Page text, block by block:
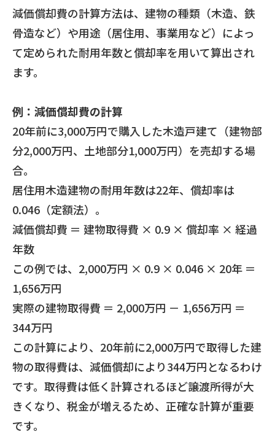
減価償却費の計算方法は、建物の種類（木造、鉄
骨造など）や用途（居住用、事業用など）によっ
て定められた耐用年数と償却率を用いて算出され
ます。
例：減価償却費の計算
20年前に3,000万円で購入した木造戸建て（建物部
分2,000万円、土地部分1,000万円）を売却する場
合。
居住用木造建物の耐用年数は22年、償却率は
0.046（定額法）。
減価償却費 ＝ 建物取得費 × 0.9 × 償却率 × 経過
年数
この例では、2,000万円 × 0.9 × 0.046 × 20年 ＝
1,656万円
実際の建物取得費 ＝ 2,000万円 － 1,656万円 ＝
344万円
この計算により、20年前に2,000万円で取得した建
物の取得費は、減価償却により344万円となるわけ
です。取得費は低く計算されるほど譲渡所得が大
きくなり、税金が増えるため、正確な計算が重要
です。